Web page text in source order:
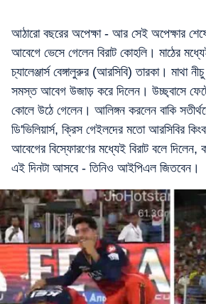
আঠারো বছরের অপেক্ষা - আর সেই অপেক্ষার
আবেগে ভেসে গেলেন বিরাট কোহলি। মাঠের
চ্যালেঞ্জার্স বেঙ্গালুরুর (আরসিবি) তারকা। মাথা
সমস্ত আবেগ উজাড় করে দিলেন। উচ্ছ্বাসে
কোলে উঠে গেলেন। আলিঙ্গন করলেন বাকি
ডি'ভিলিয়ার্স, ক্রিস গেইলদের মতো আরসিবির
আবেগের বিস্ফোরণের মধ্যেই বিরাট বলে দিলেন,
এই দিনটা আসবে - তিনিও আইপিএল জিতবেন।